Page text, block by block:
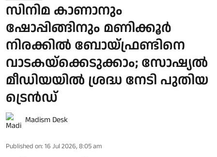
സിനിമ കാണാനും
ഷോപ്പിങ്ങിനും മണിക്കൂര്‍
നിരക്കില്‍ ബോയ്ഫ്രണ്ടിനെ
വാടകയ്‌ക്കെടുക്കാം; സോഷ്യല്‍
മീഡിയയില്‍ ശ്രദ്ധ നേടി പുതിയ
ട്രെൻഡ്
Madism Desk
Published on: 16 Jul 2026, 8:05 am